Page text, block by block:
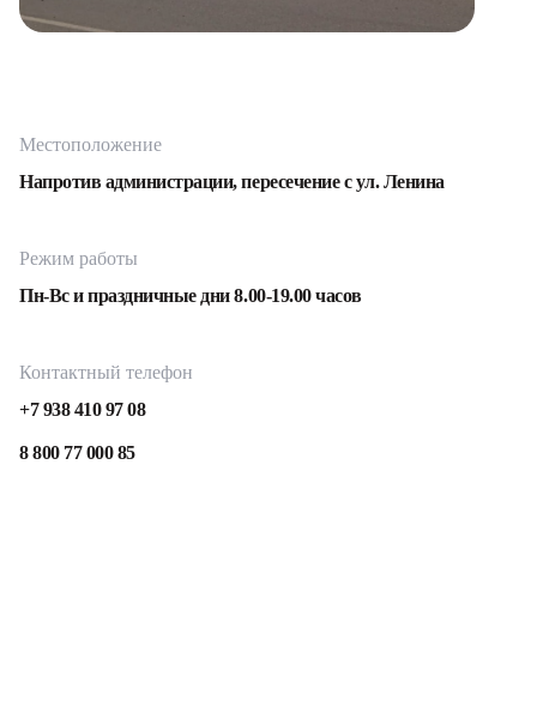
Местоположение
Напротив администрации, пересечение с ул. Ленина
Режим работы
Пн-Вс и праздничные дни 8.00-19.00 часов
Контактный телефон
+7 938 410 97 08
8 800 77 000 85